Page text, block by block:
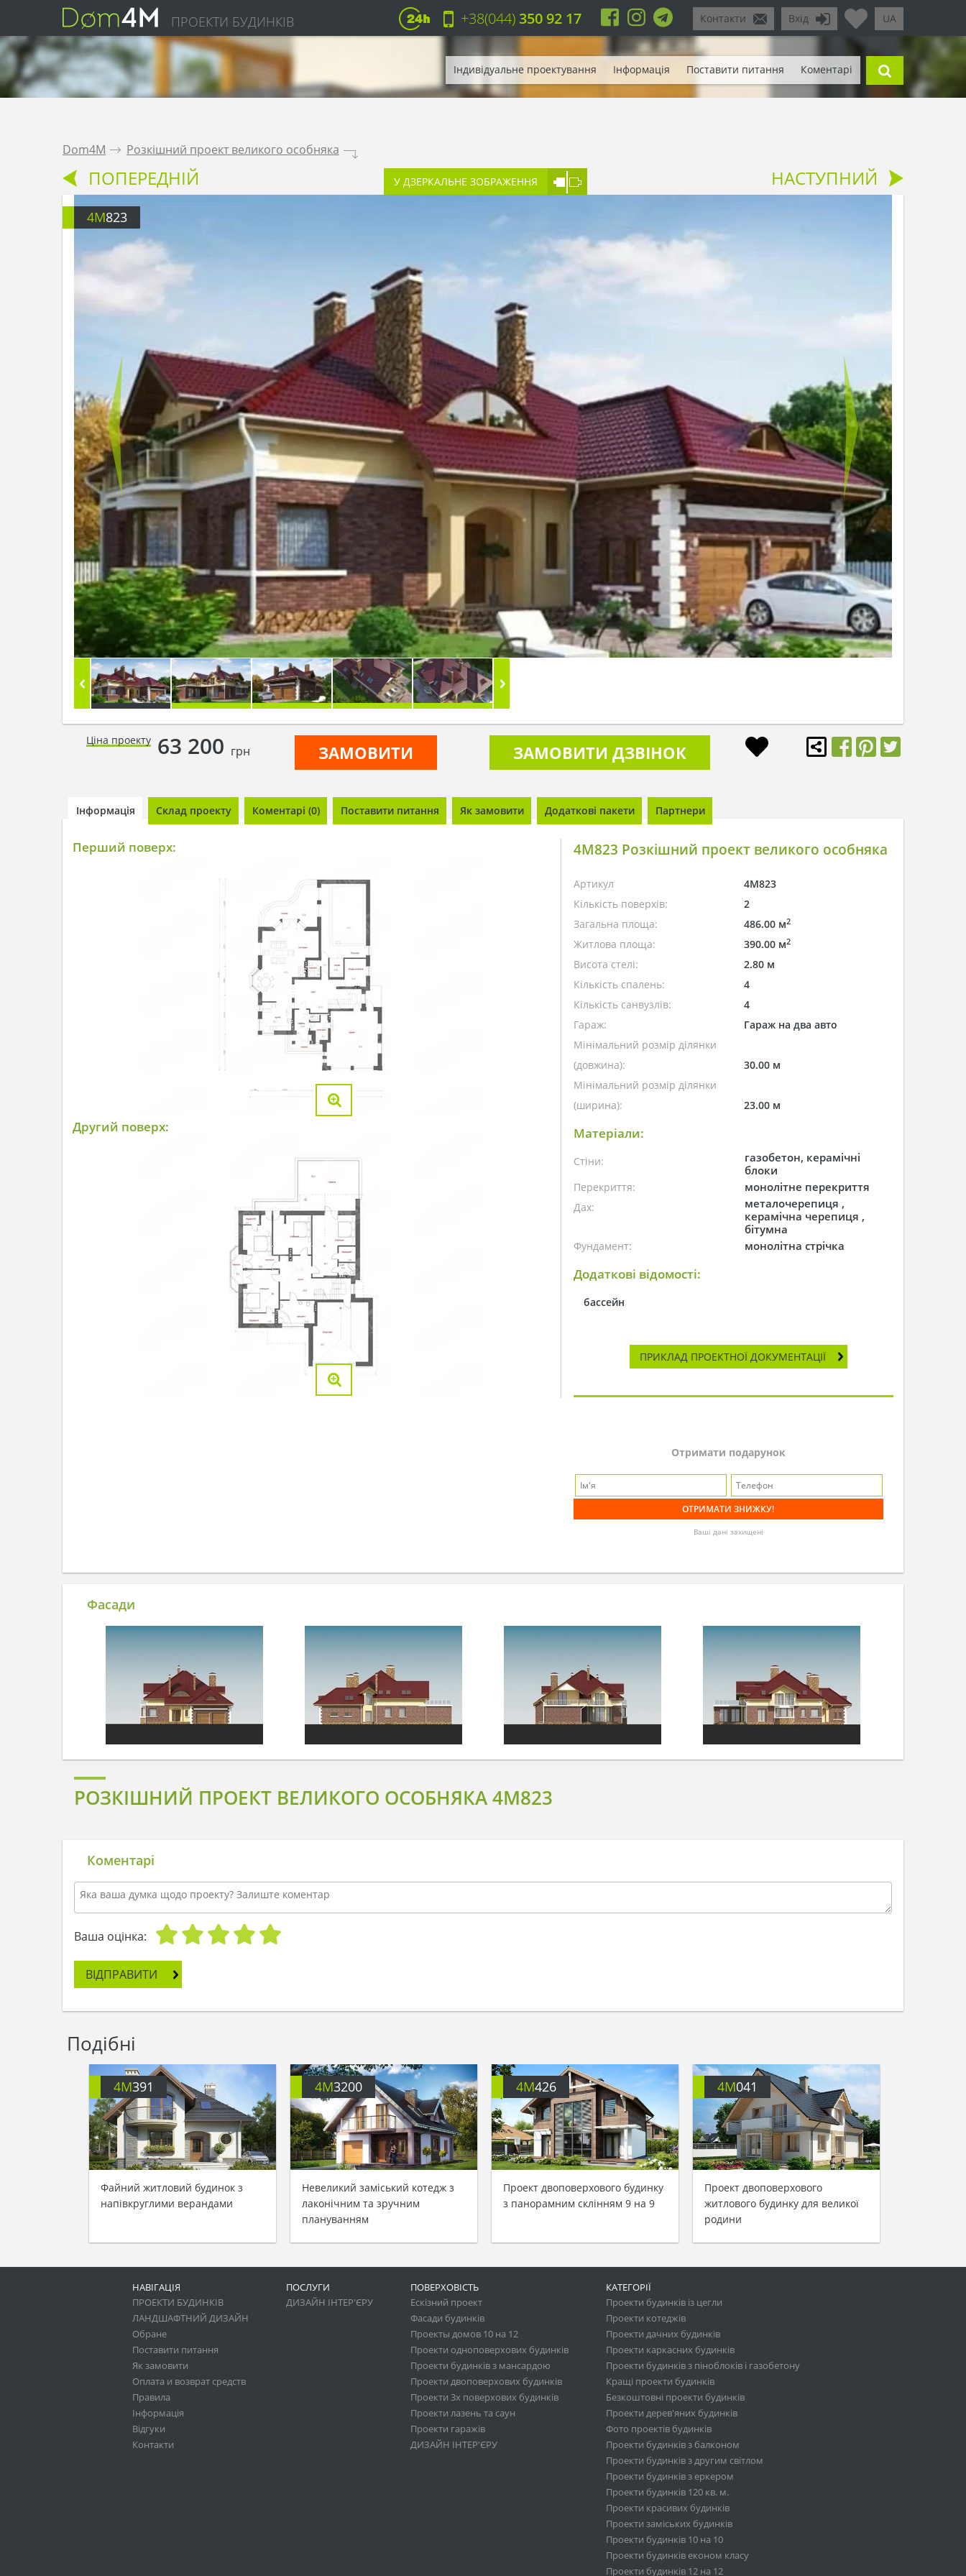
ПРОЕКТИ БУДИНКІВ UA
Вхід
Контакти
+38(044)350 92 17
Індивідуальне проектування Інформація Поставити питання Коментарі
Dom4M . Розкішний проект великого особняка .
ПОПЕРЕДНІЙ У ДЗЕРКАЛЬНЕ ЗОБРАЖЕННЯ НАСТУПНИЙ
4M823
Ціна проекту 63 200 грн ЗАМОВИТИ ЗАМОВИТИ ДЗВІНОК
Інформація Склад проекту Коментарі (0) Поставити питання Як замовити Додаткові пакети Партнери
Перший поверх:
Другий поверх:
4M823 Розкішний проект великого особняка
Артикул
4M823
Кількість поверхів:
2
Загальна площа:
486.00 м2
Житлова площа: 390.00 м2
Висота стелі:
2.80 м
Кількість спалень:
4
Кількість санвузлів:
4
Гараж:
Гараж на два авто
Мінімальний розмір ділянки
(довжина):
30.00 м
Мінімальний розмір ділянки
(ширина):
23.00 м
Матеріали:
Стіни:
газобетон, керамічні
блоки
Перекриття: монолітне перекриття
Дах:
металочерепиця ,
керамічна черепиця ,
бітумна
Фундамент: монолітна стрічка
Додаткові відомості:
бассейн
ПРИКЛАД ПРОЕКТНОЇ ДОКУМЕНТАЦІЇ
Отримати подарунок
Ваші дані захищені
Фасади
РОЗКІШНИЙ ПРОЕКТ ВЕЛИКОГО ОСОБНЯКА 4M823
Коментарі
Ваша оцінка:
ВІДПРАВИТИ
Подібні
4M391
Файний житловий будинок з
напівкруглими верандами
4M3200
Невеликий заміський котедж з
лаконічним та зручним
плануванням
4M426
Проект двоповерхового будинку
з панорамним склінням 9 на 9
4M041
Проект двоповерхового
житлового будинку для великої
родини
НАВІГАЦІЯ
ПРОЕКТИ БУДИНКІВ
ЛАНДШАФТНИЙ ДИЗАЙН
Обране
Поставити питання
Як замовити
Оплата и возврат средств
Правила
Інформація
Відгуки
Контакти
ПОСЛУГИ
ДИЗАЙН ІНТЕР'ЄРУ
ПОВЕРХОВІСТЬ
Ескізний проект
Фасади будинків
Проекты домов 10 на 12
Проекти одноповерхових будинків
Проекти будинків з мансардою
Проекти двоповерхових будинків
Проекти 3х поверхових будинків
Проекти лазень та саун
Проекти гаражів
ДИЗАЙН ІНТЕР'ЄРУ
КАТЕГОРІЇ
Проекти будинків із цегли
Проекти котеджів
Проекти дачних будинків
Проекти каркасних будинків
Проекти будинків з піноблоків і газобетону
Кращі проекти будинків
Безкоштовні проекти будинків
Проекти дерев'яних будинків
Фото проектів будинків
Проекти будинків з балконом
Проекти будинків з другим світлом
Проекти будинків з еркером
Проекти будинків 120 кв. м.
Проекти красивих будинків
Проекти заміських будинків
Проекти будинків 10 на 10
Проекти будинків економ класу
Проекти будинків 12 на 12